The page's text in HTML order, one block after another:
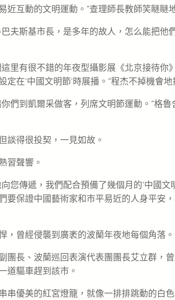
近互動的文明運動。”查理師長教師笑瞇瞇
夫斯基市長，是多年的故人，怎么能把他
里有很不錯的年夜型攝影展《北京接待你
在‘中國文明節’時展播。”程杰不掉機會地
們到凱爾采做客，列席文明節運動。”格
談得很投契，一見如故。
習聲響。
您傳遞，我們配合預備了幾個月的‘中國文
要保證中國藝術家和市平易近的人身平安
，曾經侵襲到廣袤的波蘭年夜地每個角落。
團長、波蘭巡回表演代表團團長艾立群，
道驅車趕到該市。
串優美的紅宮燈籠，就像一排排跳動的白